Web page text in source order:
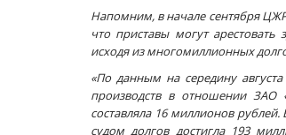
Напомним, в начале сентября ЦЖР
что приставы могут арестовать
исходя из многомиллионных
«По данным на середину
производств в отношении ЗАО
составляла 16 миллионов
судом долгов достигла 193